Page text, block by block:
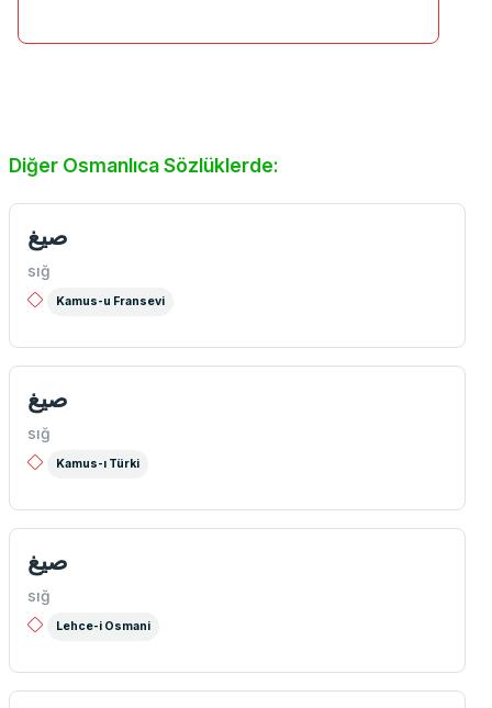
Diğer Osmanlıca Sözlüklerde:
صيغ
sığ
Kamus-u Fransevi
صيغ
sığ
Kamus-ı Türki
صيغ
sığ
Lehce-i Osmani